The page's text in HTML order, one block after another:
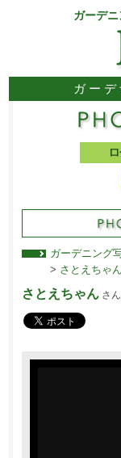
ガーデ
ガー
ガーデニング
> さとえちゃ
さとえちゃんさん